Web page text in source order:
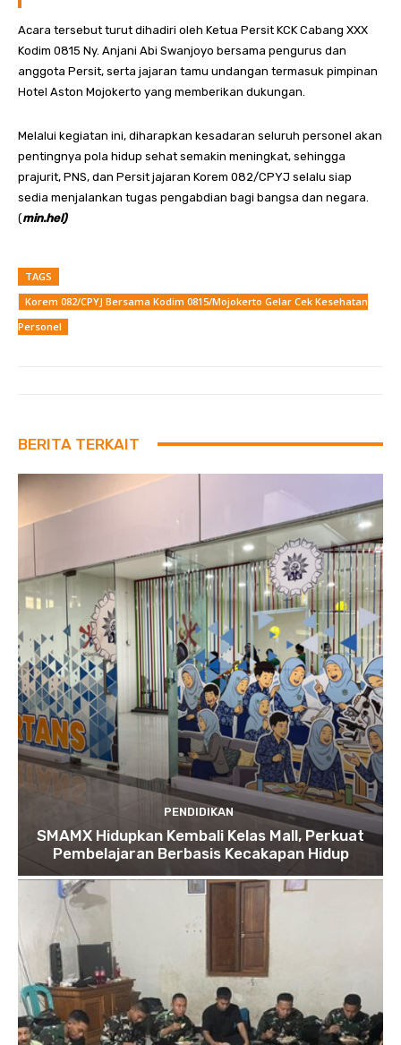
Acara tersebut turut dihadiri oleh Ketua Persit KCK Cabang XXX
Kodim 0815 Ny. Anjani Abi Swanjoyo bersama pengurus dan
anggota Persit, serta jajaran tamu undangan termasuk pimpinan
Hotel Aston Mojokerto yang memberikan dukungan.
Melalui kegiatan ini, diharapkan kesadaran seluruh personel akan
pentingnya pola hidup sehat semakin meningkat, sehingga
prajurit, PNS, dan Persit jajaran Korem 082/CPYJ selalu siap
sedia menjalankan tugas pengabdian bagi bangsa dan negara.
(min.hel)
TAGS
Korem 082/CPYJ Bersama Kodim 0815/Mojokerto Gelar Cek Kesehatan
Personel
BERITA TERKAIT
PENDIDIKAN
SMAMX Hidupkan Kembali Kelas Mall, Perkuat
Pembelajaran Berbasis Kecakapan Hidup